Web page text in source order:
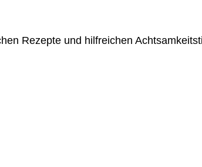
Rezepte und hilfreichen